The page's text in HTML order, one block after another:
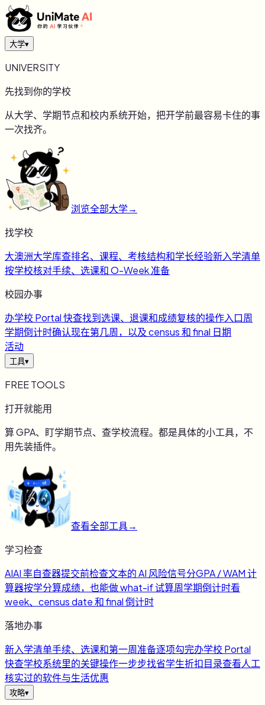
大学▾
UNIVERSITY
先找到你的学校
从大学、学期节点和校内系统开始，把开学前最容易卡住的事
一次找齐。
浏览全部大学→
找学校
大澳洲大学库查排名、课程、考核结构和学长经验新入学清单
按学校核对手续、选课和 O-Week 准备
校园办事
办学校 Portal 快查找到选课、退课和成绩复核的操作入口周
学期倒计时确认现在第几周，以及 census 和 final 日期
活动
工具▾
FREE TOOLS
打开就能用
算 GPA、盯学期节点、查学校流程。都是具体的小工具，不
用先装插件。
查看全部工具→
学习检查
AIAI 率自查器提交前检查文本的 AI 风险信号分GPA / WAM 计
算器按学分算成绩，也能做 what-if 试算周学期倒计时看
week、census date 和 final 倒计时
落地办事
新入学清单手续、选课和第一周准备逐项勾完办学校 Portal
快查学校系统里的关键操作一步步找省学生折扣目录查看人工
核实过的软件与生活优惠
攻略▾